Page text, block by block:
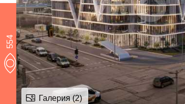
554
Галерия (2)